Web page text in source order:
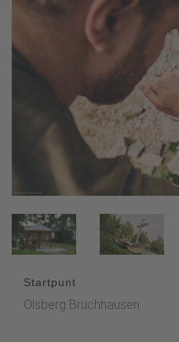
Startpunt
Olsberg Bruchhausen